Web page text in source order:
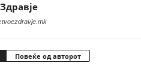
Повеќе од авторот